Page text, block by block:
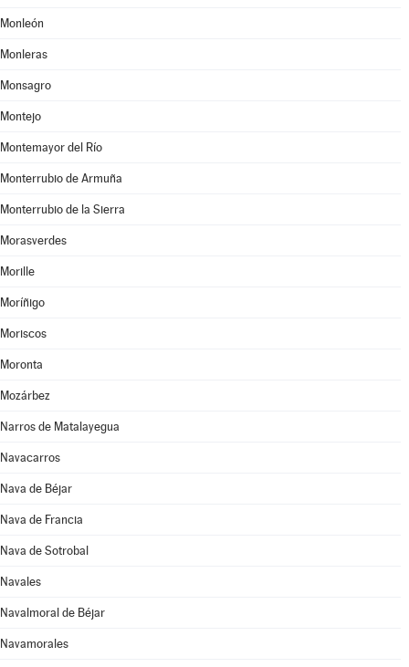
Monleón
Monleras
Monsagro
Montejo
Montemayor del Río
Monterrubio de Armuña
Monterrubio de la Sierra
Morasverdes
Morille
Moríñigo
Moriscos
Moronta
Mozárbez
Narros de Matalayegua
Navacarros
Nava de Béjar
Nava de Francia
Nava de Sotrobal
Navales
Navalmoral de Béjar
Navamorales